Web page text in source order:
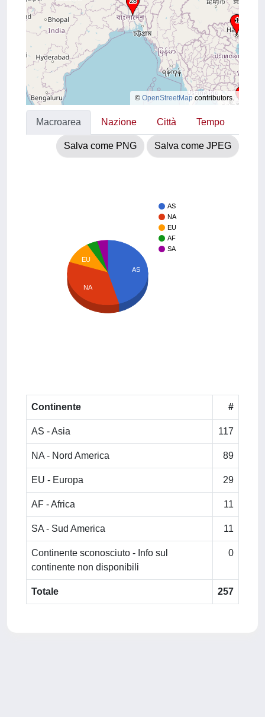
© OpenStreetMap contributors.
Macroarea Nazione Città Tempo
Salva come PNG Salva come JPEG
AS
NA
EU
AF
SA
AS
EU
NA
Continente #
AS - Asia 117
NA - Nord America 89
EU - Europa 29
AF - Africa 11
SA - Sud America 11
Continente sconosciuto - Info sul
continente non disponibili
0
Totale 257